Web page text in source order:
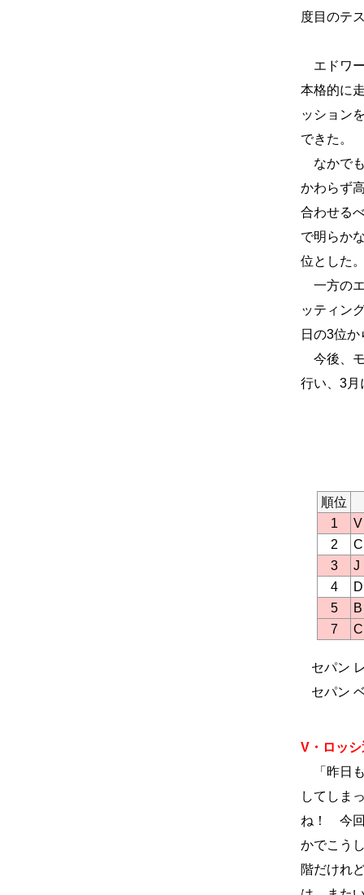
度目のテ
エドワー
本格的に
ッション
できた。
なかでも
かわらず
合わせる
で明らか
位とした
一方のエ
ッティン
日の3位
今後、モ
行い、3月
順位
1
2
3
J
4
5
7
セパン
セパン
V・ロッ
「昨日も
してしま
ね！ 今回
かでこう
階だけれ